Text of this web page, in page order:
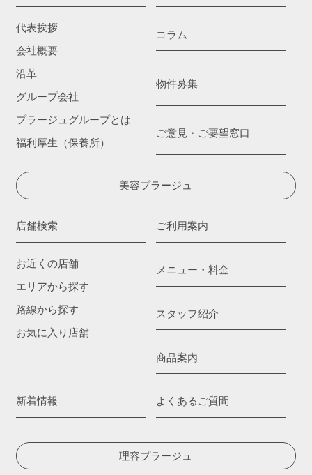
代表挨拶
会社概要
沿革
グループ会社
プラージュグループとは
福利厚生（保養所）
コラム
物件募集
ご意見・ご要望窓口
美容プラージュ
店舗検索
お近くの店舗
エリアから探す
路線から探す
お気に入り店舗
ご利用案内
メニュー・料金
スタッフ紹介
商品案内
新着情報 よくあるご質問
理容プラージュ